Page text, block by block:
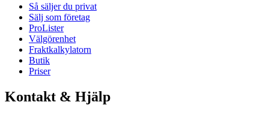
Så säljer du privat
Sälj som företag
ProLister
Välgörenhet
Fraktkalkylatorn
Butik
Priser
Kontakt & Hjälp